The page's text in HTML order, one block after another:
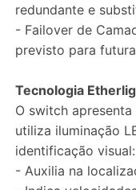
redundante e
- Failover de
previsto para
Tecnologia
O switch
utiliza iluminação
identificação visual:
- Auxilia na